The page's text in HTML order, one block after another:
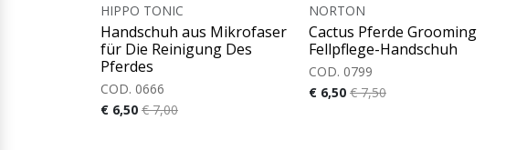
HIPPO TONIC
Handschuh aus Mikrofaser
für Die Reinigung Des
Pferdes
COD. 0666
€ 6,50 € 7,00
NORTON
Cactus Pferde Grooming
Fellpflege-Handschuh
COD. 0799
€ 6,50 € 7,50